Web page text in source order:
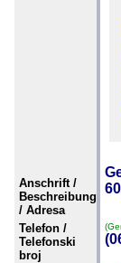
Anschrift /
Beschreibung
/ Adresa
Telefon /
Telefonski
broj